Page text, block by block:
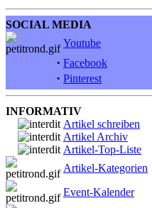
SOCIAL MEDIA
Youtube
· Facebook
· Pinterest
INFORMATIV
Artikel schreiben
Artikel Archiv
Artikel-Top-Liste
Artikel-Kategorien
Event-Kalender